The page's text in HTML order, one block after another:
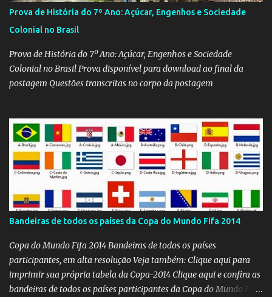
Prova de História do 7º Ano: Açúcar, Engenhos e Sociedade
Colonial no Brasil
Prova de História do 7º Ano: Açúcar, Engenhos e Sociedade
Colonial no Brasil Prova disponível para download ao final da
postagem Questões transcritas no corpo da postagem
Bandeiras de todos os países da Copa do Mundo Fifa 2014
Copa do Mundo Fifa 2014 Bandeiras de todos os países
participantes, em alta resolução Veja também: Clique aqui para
imprimir sua própria tabela da Copa-2014 Clique aqui e confira as
bandeiras de todos os países participantes da Copa do Mundo Fifa